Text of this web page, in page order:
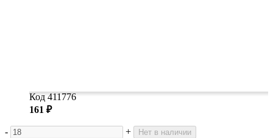
Код 411776
161 ₽
- + Нет в наличии